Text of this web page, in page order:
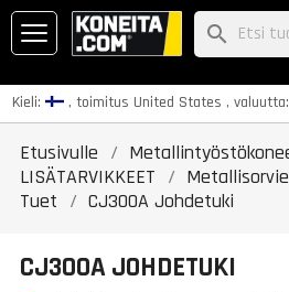
Kieli: , toimitus United States , valuutta:
search
Etusivulle
LISÄTARVIKKEET
Tuet
CJ300A Johdetuki
CJ300A JOHDETUKI